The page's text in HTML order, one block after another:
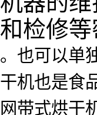
和检修
。也可以单
干机也是食
网带式烘干